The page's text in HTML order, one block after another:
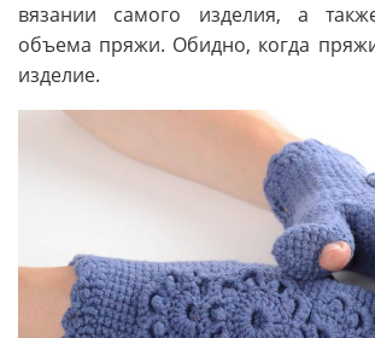
вязании самого изделия, а
объема пряжи. Обидно, когда
изделие.